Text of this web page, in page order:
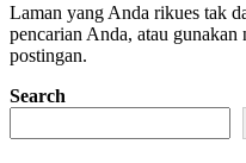
Laman yang Anda rikues tak
pencarian Anda, atau
postingan.
Search